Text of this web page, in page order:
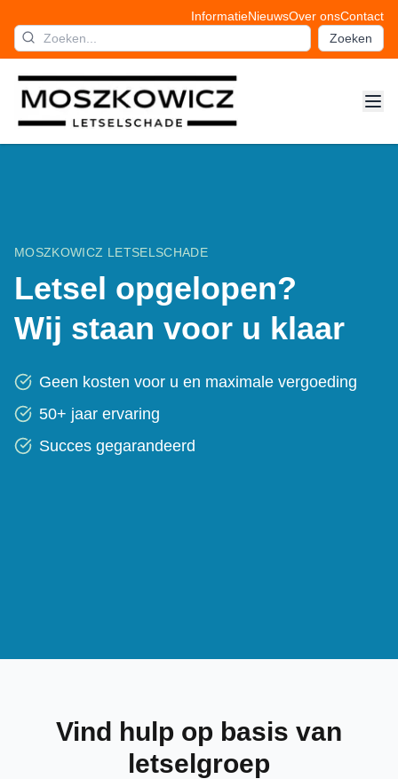
InformatieNieuwsOver onsContact
Zoeken
MOSZKOWICZ LETSELSCHADE
Letsel opgelopen?
Wij staan voor u klaar
Geen kosten voor u en maximale vergoeding
50+ jaar ervaring
Succes gegarandeerd
Vind hulp op basis van
letselgroep